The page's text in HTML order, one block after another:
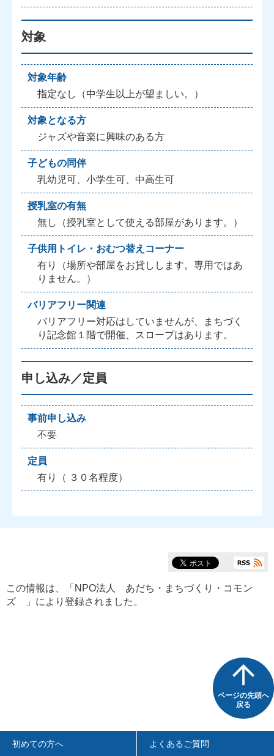
対象
対象年齢
指定なし（中学生以上が望ましい。）
対象となる方
ジャズや音楽に興味のある方
子どもの同伴
乳幼児可、小学生可、中高生可
授乳室の有無
無し（授乳室として使える部屋があります。）
子供用トイレ・おむつ替えコーナー
有り（場所や部屋をお貸しします。専用ではあ
りません。）
バリアフリー関連
バリアフリー対応はしていませんが、まちづく
り記念館１階で開催、スロープはあります。
申し込み／定員
事前申し込み
不要
定員
有り（ ３０名程度）
この情報は、「 NPO法人 あだち・まちづくり・コモン
ズ
」により登録されました。
ページの先頭へ
戻る
初めての方へ よくあるご質問